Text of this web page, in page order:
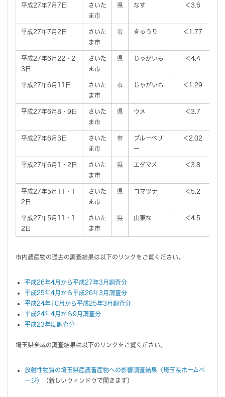
平成27年7月7日
さいた
ま市
県 なす ＜3.6
平成27年7月2日
さいた
ま市
市 きゅうり ＜1.77
平成27年6月22・2
3日
さいた
ま市
県 じゃがいも ＜4.4
平成27年6月11日
さいた
ま市
市 じゃがいも ＜1.29
平成27年6月8・9日
さいた
ま市
県 ウメ ＜3.7
平成27年6月3日
さいた
ま市
市
ブルーベリ
ー
＜2.02
平成27年6月1・2日
さいた
ま市
県 エダマメ ＜3.8
平成27年5月11・1
2日
さいた
ま市
県 コマツナ ＜5.2
平成27年5月11・1
2日
さいた
ま市
県 山東な ＜4.5
市内農産物の過去の調査結果は以下のリンクをご覧ください。
平成26年4月から平成27年3月調査分
平成25年4月から平成26年3月調査分
平成24年10月から平成25年3月調査分
平成24年4月から9月調査分
平成23年度調査分
埼玉県全域の調査結果は以下のリンクをご覧ください。
放射性物質の埼玉県産農畜産物への影響調査結果（埼玉県ホームペ
ージ）
（新しいウィンドウで開きます）